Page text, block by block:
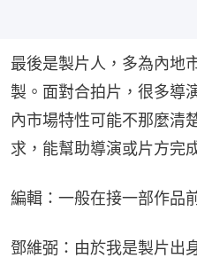
最後是製片人，多為內地
製。面對合拍片，很多導
內市場特性可能不那麼清
求，能幫助導演或片方完
編輯：一般在接一部作品
鄧維弼：由於我是製片出